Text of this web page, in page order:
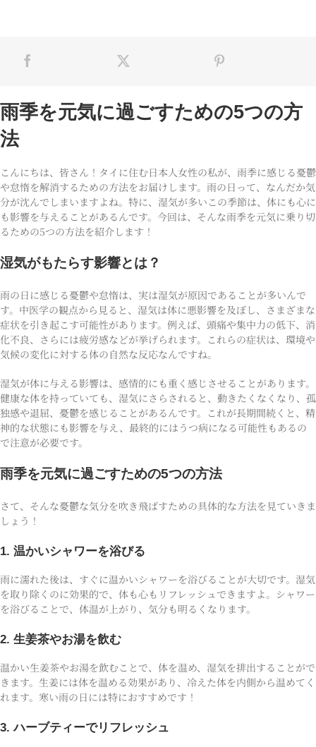
雨季を元気に過ごすための5つの方
法
こんにちは、皆さん！タイに住む日本人女性の私が、雨季に感じる憂鬱
や怠惰を解消するための方法をお届けします。雨の日って、なんだか気
分が沈んでしまいますよね。特に、湿気が多いこの季節は、体にも心に
も影響を与えることがあるんです。今回は、そんな雨季を元気に乗り切
るための5つの方法を紹介します！
湿気がもたらす影響とは？
雨の日に感じる憂鬱や怠惰は、実は湿気が原因であることが多いんで
す。中医学の観点から見ると、湿気は体に悪影響を及ぼし、さまざまな
症状を引き起こす可能性があります。例えば、頭痛や集中力の低下、消
化不良、さらには疲労感などが挙げられます。これらの症状は、環境や
気候の変化に対する体の自然な反応なんですね。
湿気が体に与える影響は、感情的にも重く感じさせることがあります。
健康な体を持っていても、湿気にさらされると、動きたくなくなり、孤
独感や退屈、憂鬱を感じることがあるんです。これが長期間続くと、精
神的な状態にも影響を与え、最終的にはうつ病になる可能性もあるの
で注意が必要です。
雨季を元気に過ごすための5つの方法
さて、そんな憂鬱な気分を吹き飛ばすための具体的な方法を見ていきま
しょう！
1. 温かいシャワーを浴びる
雨に濡れた後は、すぐに温かいシャワーを浴びることが大切です。湿気
を取り除くのに効果的で、体も心もリフレッシュできますよ。シャワー
を浴びることで、体温が上がり、気分も明るくなります。
2. 生姜茶やお湯を飲む
温かい生姜茶やお湯を飲むことで、体を温め、湿気を排出することがで
きます。生姜には体を温める効果があり、冷えた体を内側から温めてく
れます。寒い雨の日には特におすすめです！
3. ハーブティーでリフレッシュ